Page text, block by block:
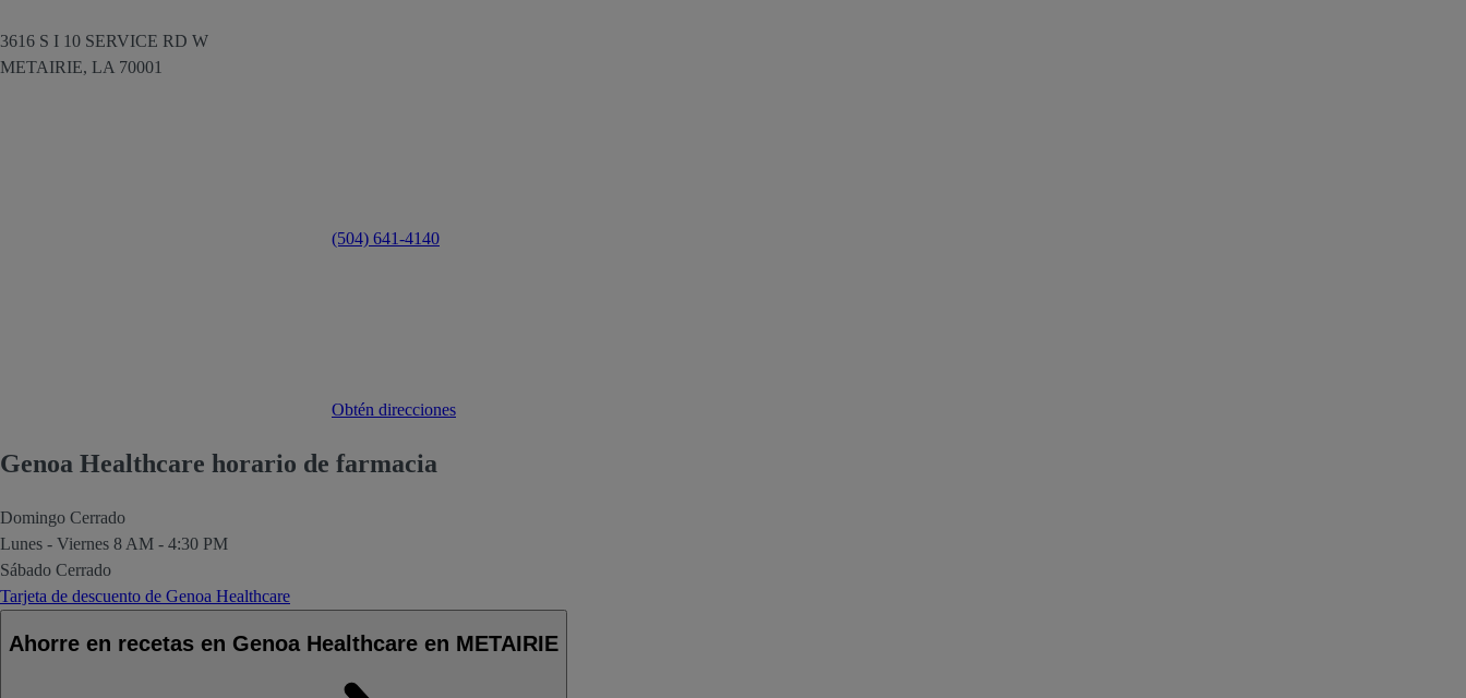
3616 S I 10 SERVICE RD W
METAIRIE, LA 70001
(504) 641-4140
Obtén direcciones
Genoa Healthcare horario de farmacia
Domingo Cerrado
Lunes - Viernes 8 AM - 4:30 PM
Sábado Cerrado
Tarjeta de descuento de Genoa Healthcare
Ahorre en recetas en Genoa Healthcare en METAIRIE